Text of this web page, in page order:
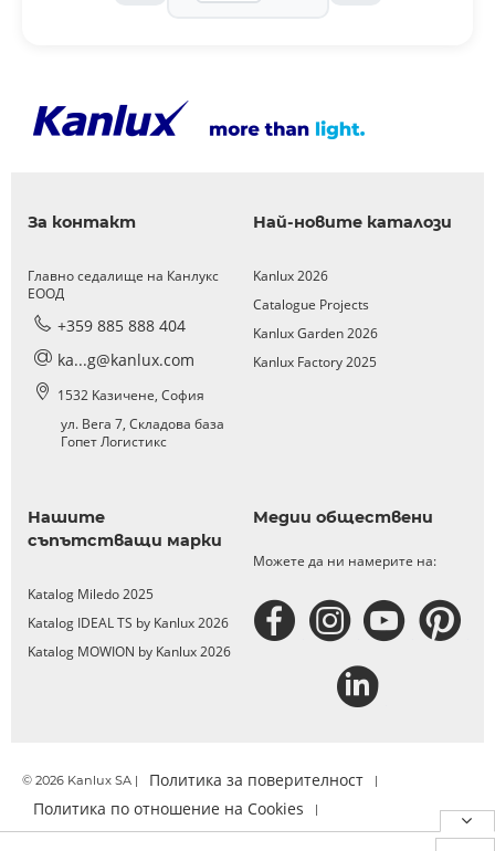
За контакт
Главно седалище на Канлукс
ЕООД
+359 885 888 404
ka...g@kanlux.com
1532 Kазичене, София
ул. Вега 7, Складова база
Гопет Логистикс
Най-новите каталози
Kanlux 2026
Catalogue Projects
Kanlux Garden 2026
Kanlux Factory 2025
Нашите
съпътстващи марки
Katalog Miledo 2025
Katalog IDEAL TS by Kanlux 2026
Katalog MOWION by Kanlux 2026
Медии обществени
Можете да ни намерите на:
© 2026 Kanlux SA | Политика за поверителност |
Политика по отношение на Cookies |
Официално уведомление